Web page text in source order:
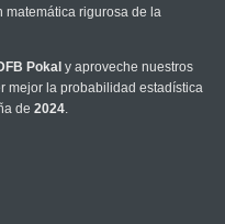
matemática rigurosa de la
Pokal y aproveche nuestros
mejor la probabilidad estadística
de 2024.